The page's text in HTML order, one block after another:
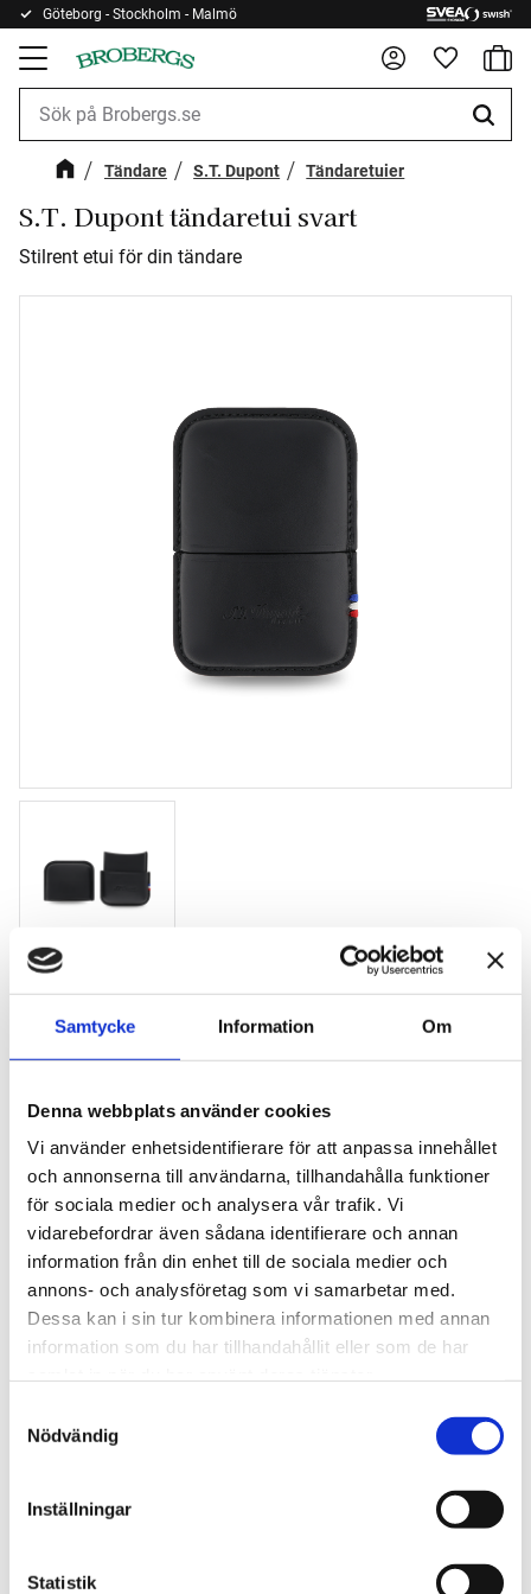
Samtycke Information Om
Denna webbplats använder cookies
Vi använder enhetsidentifierare för att anpassa innehållet
och annonserna till användarna, tillhandahålla funktioner
för sociala medier och analysera vår trafik. Vi
vidarebefordrar även sådana identifierare och annan
information från din enhet till de sociala medier och
annons- och analysföretag som vi samarbetar med.
Dessa kan i sin tur kombinera informationen med annan
information som du har tillhandahållit eller som de har
Nödvändig
Inställningar
Statistik
Meny
Göteborg - Stockholm - Malmö
Tändare S.T. Dupont Tändaretuier
S.T. Dupont tändaretui svart
Stilrent etui för din tändare
S.T. Dupont tändaretui svart
Stilrent etui för din tändare
Antal
+
-
Lagerstatus
Artikelnr
26183070
Tillverkare
S.T. Dupont
Visa alla produkter från S.T. Dupont
Etui i skinn för tändare. Passar L2 & L2 Small (Gatsby)